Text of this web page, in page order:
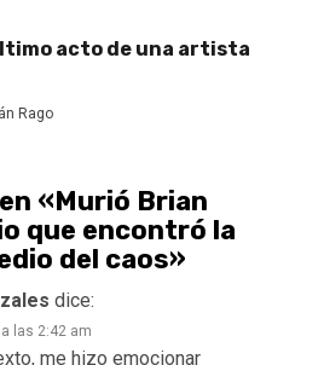
acto de una artista
Rago
«Murió Brian
que encontró la
del caos»
dice:
las 2:42 am
me hizo emocionar